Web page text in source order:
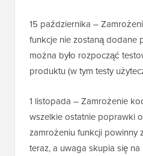
15 października –
funkcje nie zostaną dodane
można było rozpocząć
produktu (w tym testy
1 listopada – Zamrożenie
wszelkie ostatnie poprawki
zamrożeniu funkcji powinny
teraz, a uwaga skupia się